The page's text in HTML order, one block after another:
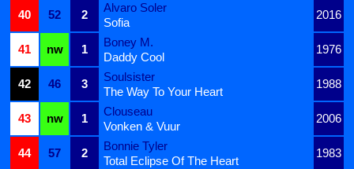
40
52 2
Alvaro Soler
2016
Sofia
41
nw 1
Boney M.
1976
Daddy Cool
42
46 3
Soulsister
1988
The Way To Your Heart
43
nw 1
Clouseau
2006
Vonken & Vuur
44
57 2
Bonnie Tyler
1983
Total Eclipse Of The Heart